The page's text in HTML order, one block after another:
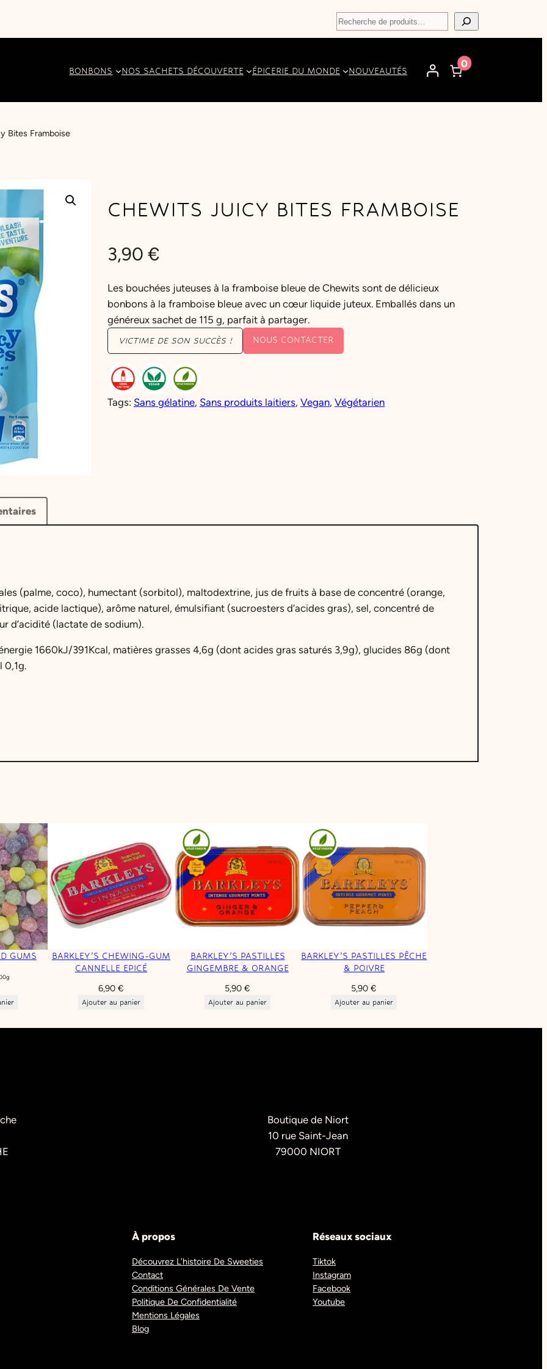
Recherche
BONBONS NOS SACHETS DÉCOUVERTE ÉPICERIE DU MONDE NOUVEAUTÉS
0
Bites Framboise
CHEWITS JUICY BITES FRAMBOISE
3,90 €
Les bouchées juteuses à la framboise bleue de Chewits sont de délicieux
bonbons à la framboise bleue avec un cœur liquide juteux. Emballés dans un
généreux sachet de 115 g, parfait à partager.
VICTIME DE SON SUCCÈS ! NOUS CONTACTER
Tags: Sans gélatine, Sans produits laitiers, Vegan, Végétarien
(palme, coco), humectant (sorbitol), maltodextrine, jus de fruits à base de concentré (orange,
acide lactique), arôme naturel, émulsifiant (sucroesters d’acides gras), sel, concentré de
d’acidité (lactate de sodium).
1660kJ/391Kcal, matières grasses 4,6g (dont acides gras saturés 3,9g), glucides 86g (dont
0,1g.
GUMS
BARKLEY’S CHEWING-GUM
CANNELLE EPICÉ
6,90 €
Ajouter au panier
BARKLEY’S PASTILLES
GINGEMBRE & ORANGE
5,90€
Ajouter au panier
BARKLEY’S PASTILLES PÊCHE
& POIVRE
5,90€
Ajouter au panier
Boutique de Niort
10 rue Saint-Jean
79000 NIORT
À propos
Découvrez L’histoire De Sweeties
Contact
Conditions Générales De Vente
Politique De Confidentialité
Mentions Légales
Blog
Réseaux sociaux
Tiktok
Instagram
Facebook
Youtube